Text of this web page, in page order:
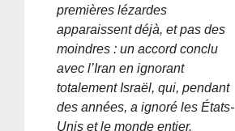
premières lézardes
apparaissent déjà, et pas des
moindres : un accord conclu
avec l’Iran en ignorant
totalement Israël, qui, pendant
des années, a ignoré les États-
Unis et le monde entier.